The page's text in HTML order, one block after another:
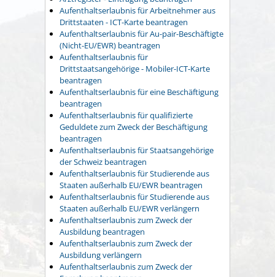
Aufenthaltserlaubnis für Arbeitnehmer aus
Drittstaaten - ICT-Karte beantragen
Aufenthaltserlaubnis für Au-pair-Beschäftigte
(Nicht-EU/EWR) beantragen
Aufenthaltserlaubnis für
Drittstaatsangehörige - Mobiler-ICT-Karte
beantragen
Aufenthaltserlaubnis für eine Beschäftigung
beantragen
Aufenthaltserlaubnis für qualifizierte
Geduldete zum Zweck der Beschäftigung
beantragen
Aufenthaltserlaubnis für Staatsangehörige
der Schweiz beantragen
Aufenthaltserlaubnis für Studierende aus
Staaten außerhalb EU/EWR beantragen
Aufenthaltserlaubnis für Studierende aus
Staaten außerhalb EU/EWR verlängern
Aufenthaltserlaubnis zum Zweck der
Ausbildung beantragen
Aufenthaltserlaubnis zum Zweck der
Ausbildung verlängern
Aufenthaltserlaubnis zum Zweck der